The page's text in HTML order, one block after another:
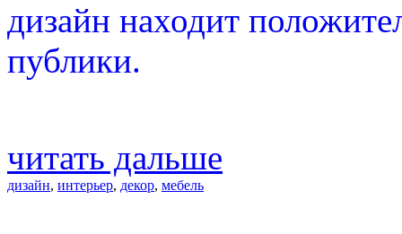
дизайн находит
публики.
читать дальше
дизайн, интерьер, декор, мебель